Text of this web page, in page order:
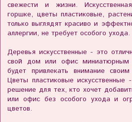
свежести и жизни.
горшке, цветы пластиковые,
только выглядят красиво и
аллергии, не требует особого ухода.
Деревья искусственные - это
свой дом или офис миниатюрным
будет привлекать внимание
Цветы пластиковые искусственные
решение для тех, кто хочет
или офис без особого ухода и
цветов.